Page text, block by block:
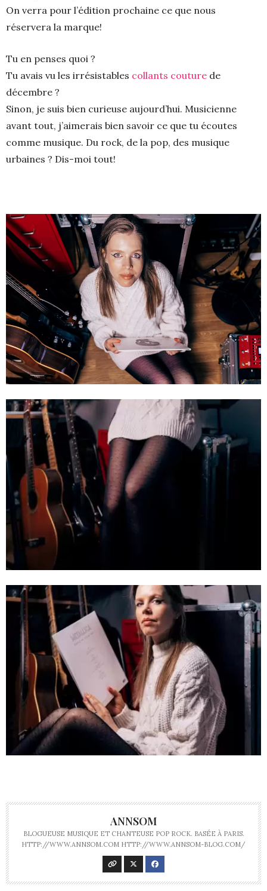
On verra pour l’édition prochaine ce que nous
réservera la marque!
Tu en penses quoi ?
Tu avais vu les irrésistables collants couture de
décembre ?
Sinon, je suis bien curieuse aujourd’hui. Musicienne
avant tout, j’aimerais bien savoir ce que tu écoutes
comme musique. Du rock, de la pop, des musique
urbaines ? Dis-moi tout!
ANNSOM
BLOGUEUSE MUSIQUE ET CHANTEUSE POP ROCK. BASÉE À PARIS.
HTTP://WWW.ANNSOM.COM HTTP://WWW.ANNSOM-BLOG.COM/